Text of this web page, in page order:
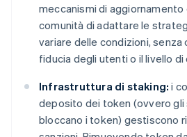
meccanismi di
comunità di adattare le
variare delle condizioni,
fiducia degli utenti o il livello
Infrastruttura di staking: i
deposito dei token (ovvero
bloccano i token) gestiscono